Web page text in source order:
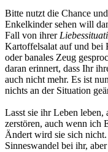
Bitte nutzt die Chance
Enkelkinder sehen will
Fall von ihrer
Kartoffelsalat auf und
oder banales Zeug
daran erinnert, dass Ihr
auch nicht mehr. Es ist
nichts an der Situation
Lasst sie ihr Leben leben,
zerstören, auch wenn ich
Ändert wird sie sich
Sinneswandel bei ihr,